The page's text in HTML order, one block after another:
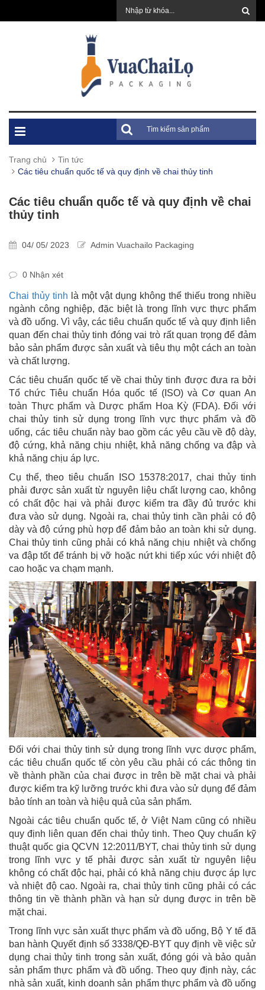
Trang chủ
Tin tức
Các tiêu chuẩn quốc tế và quy định về chai thủy tinh
Các tiêu chuẩn quốc tế và quy định về chai
thủy tinh
04/ 05/ 2023 Admin Vuachailo Packaging
0 Nhận xét
Chai thủy tinh là một vật dụng không thể thiếu trong nhiều
ngành công nghiệp, đặc biệt là trong lĩnh vực thực phẩm
và đồ uống. Vì vậy, các tiêu chuẩn quốc tế và quy định liên
quan đến chai thủy tinh đóng vai trò rất quan trọng để đảm
bảo sản phẩm được sản xuất và tiêu thụ một cách an toàn
và chất lượng.
Các tiêu chuẩn quốc tế về chai thủy tinh được đưa ra bởi
Tổ chức Tiêu chuẩn Hóa quốc tế (ISO) và Cơ quan An
toàn Thực phẩm và Dược phẩm Hoa Kỳ (FDA). Đối với
chai thủy tinh sử dụng trong lĩnh vực thực phẩm và đồ
uống, các tiêu chuẩn này bao gồm các yêu cầu về độ dày,
độ cứng, khả năng chịu nhiệt, khả năng chống va đập và
khả năng chịu áp lực.
Cụ thể, theo tiêu chuẩn ISO 15378:2017, chai thủy tinh
phải được sản xuất từ nguyên liệu chất lượng cao, không
có chất độc hại và phải được kiểm tra đầy đủ trước khi
đưa vào sử dụng. Ngoài ra, chai thủy tinh cần phải có độ
dày và độ cứng phù hợp để đảm bảo an toàn khi sử dụng.
Chai thủy tinh cũng phải có khả năng chịu nhiệt và chống
va đập tốt để tránh bị vỡ hoặc nứt khi tiếp xúc với nhiệt độ
cao hoặc va chạm mạnh.
Đối với chai thủy tinh sử dụng trong lĩnh vực dược phẩm,
các tiêu chuẩn quốc tế còn yêu cầu phải có các thông tin
về thành phần của chai được in trên bề mặt chai và phải
được kiểm tra kỹ lưỡng trước khi đưa vào sử dụng để đảm
bảo tính an toàn và hiệu quả của sản phẩm.
Ngoài các tiêu chuẩn quốc tế, ở Việt Nam cũng có nhiều
quy định liên quan đến chai thủy tinh. Theo Quy chuẩn kỹ
thuật quốc gia QCVN 12:2011/BYT, chai thủy tinh sử dụng
trong lĩnh vực y tế phải được sản xuất từ nguyên liệu
không có chất độc hại, phải có khả năng chịu được áp lực
và nhiệt độ cao. Ngoài ra, chai thủy tinh cũng phải có các
thông tin về thành phần và hạn sử dụng được in trên bề
mặt chai.
Trong lĩnh vực sản xuất thực phẩm và đồ uống, Bộ Y tế đã
ban hành Quyết định số 3338/QĐ-BYT quy định về việc sử
dụng chai thủy tinh trong sản xuất, đóng gói và bảo quản
sản phẩm thực phẩm và đồ uống. Theo quy định này, các
nhà sản xuất, kinh doanh sản phẩm thực phẩm và đồ uống